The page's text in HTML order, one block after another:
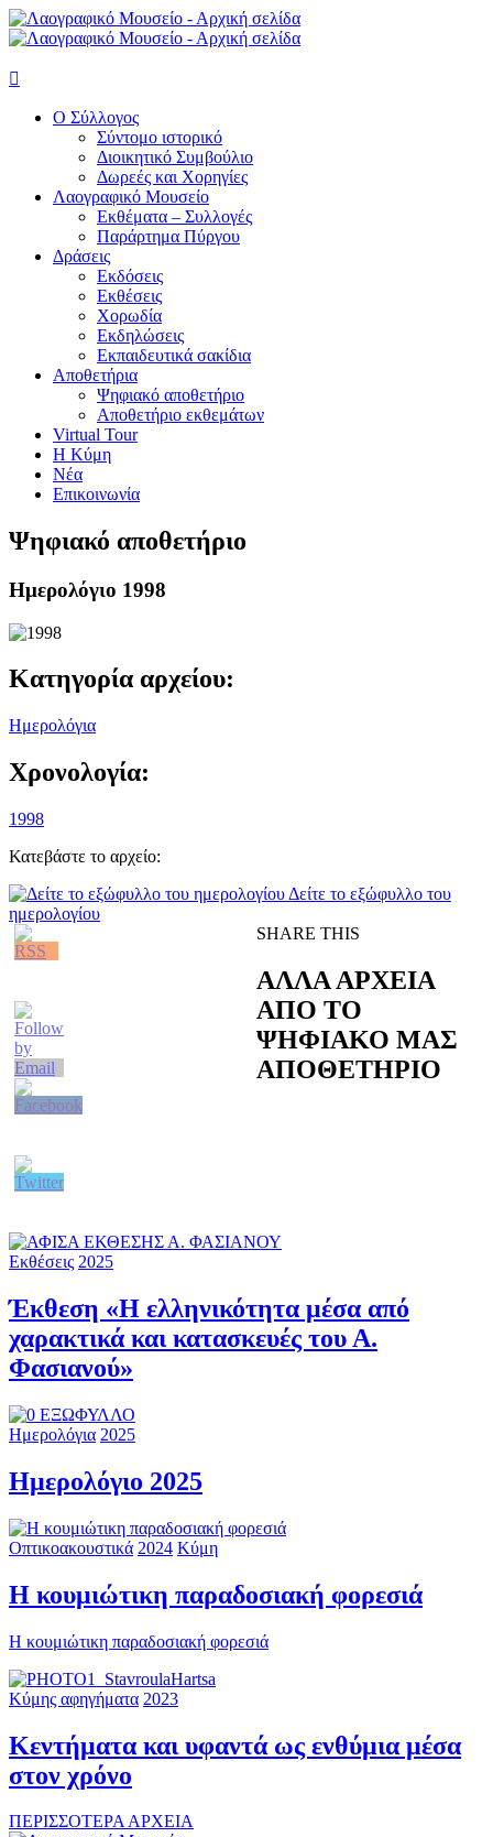

Ο Σύλλογος
Σύντομο ιστορικό
Διοικητικό Συμβούλιο
Δωρεές και Χορηγίες
Λαογραφικό Μουσείο
Εκθέματα – Συλλογές
Παράρτημα Πύργου
Δράσεις
Εκδόσεις
Εκθέσεις
Χορωδία
Εκδηλώσεις
Εκπαιδευτικά σακίδια
Αποθετήρια
Ψηφιακό αποθετήριο
Αποθετήριο εκθεμάτων
Virtual Tour
Η Κύμη
Νέα
Επικοινωνία
Ψηφιακό αποθετήριο
Ημερολόγιο 1998
Κατηγορία αρχείου:
Ημερολόγια
Χρονολογία:
1998
Κατεβάστε το αρχείο:
Δείτε το εξώφυλλο του
ημερολογίου
SHARE THIS
ΑΛΛΑ ΑΡΧΕΙΑ
ΑΠΟ ΤΟ
ΨΗΦΙΑΚΟ ΜΑΣ
ΑΠΟΘΕΤΗΡΙΟ
Εκθέσεις 2025
Έκθεση «Η ελληνικότητα μέσα από
χαρακτικά και κατασκευές του Α.
Φασιανού»
Ημερολόγια 2025
Ημερολόγιο 2025
Οπτικοακουστικά 2024 Κύμη
Η κουμιώτικη παραδοσιακή φορεσιά
Η κουμιώτικη παραδοσιακή φορεσιά
Κύμης αφηγήματα 2023
Κεντήματα και υφαντά ως ενθύμια μέσα
στον χρόνο
ΠΕΡΙΣΣΟΤΕΡΑ ΑΡΧΕΙΑ